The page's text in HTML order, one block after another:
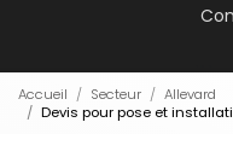
Accueil Secteur
Allevard
Devis pour pose et